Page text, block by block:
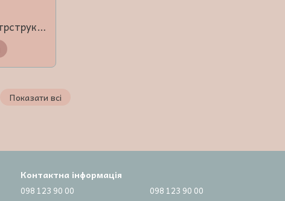
Nano Protein Repair Реконстрструкційний шампунь 500 мл
Показати всі
Контактна інформація
098 123 90 00
098 123 90 00